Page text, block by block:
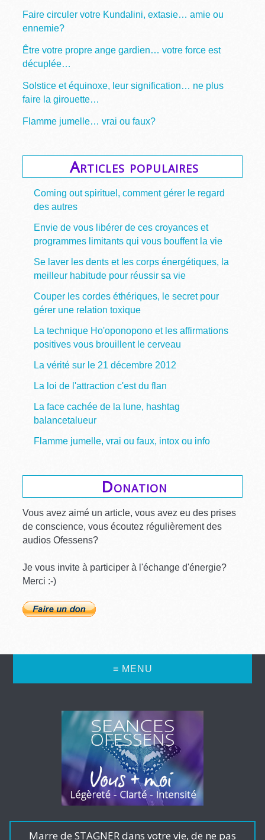
Faire circuler votre Kundalini, extasie… amie ou
ennemie?
Être votre propre ange gardien… votre force est
décuplée…
Solstice et équinoxe, leur signification… ne plus
faire la girouette…
Flamme jumelle… vrai ou faux?
Articles populaires
Coming out spirituel, comment gérer le regard
des autres
Envie de vous libérer de ces croyances et
programmes limitants qui vous bouffent la vie
Se laver les dents et les corps énergétiques, la
meilleur habitude pour réussir sa vie
Couper les cordes éthériques, le secret pour
gérer une relation toxique
La technique Ho'oponopono et les affirmations
positives vous brouillent le cerveau
La vérité sur le 21 décembre 2012
La loi de l'attraction c'est du flan
La face cachée de la lune, hashtag
balancetalueur
Flamme jumelle, vrai ou faux, intox ou info
Donation
Vous avez aimé un article, vous avez eu des prises
de conscience, vous écoutez régulièrement des
audios Ofessens?
Je vous invite à participer à l'échange d'énergie?
Merci :-)
≡ MENU
Marre de STAGNER dans votre vie, de ne pas